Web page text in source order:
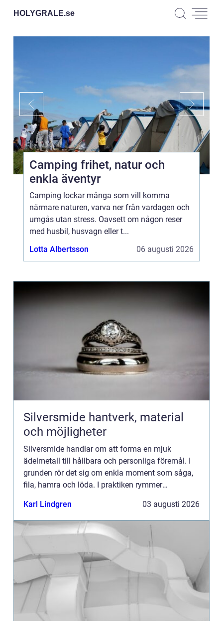
HOLYGRALE.se
Camping frihet, natur och
enkla äventyr
Camping lockar många som vill komma
närmare naturen, varva ner från vardagen och
umgås utan stress. Oavsett om någon reser
med husbil, husvagn eller t...
Lotta Albertsson
06 augusti 2026
Silversmide hantverk, material
och möjligheter
Silversmide handlar om att forma en mjuk
ädelmetall till hållbara och personliga föremål. I
grunden rör det sig om enkla moment som såga,
fila, hamra och löda. I praktiken rymmer
legeringar och uttryck. B...
Karl Lindgren 03 augusti 2026